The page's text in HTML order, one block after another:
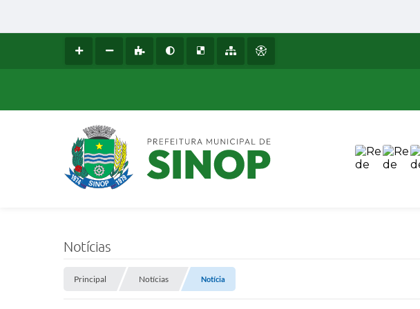
Notícias
Principal Notícias Notícia